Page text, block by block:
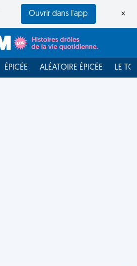
Ouvrir dans l'app ×
ÉPICÉE ALÉATOIRE ÉPICÉE LE